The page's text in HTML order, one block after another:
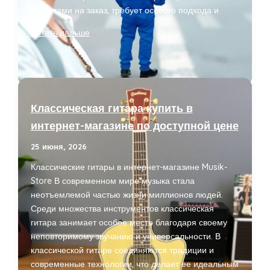
буклетами на заказ, требует особого подхода и
Буклеты
На
Заказ
В
Высокое
Качество
И
Оперативная
Печать
Читать дальше
Классическая гитара купить в
интернет-магазине по доступной цене
25 июня, 2026
Классические гитары в интернет-магазине Musik-
Store В современном мире музыка стала
неотъемлемой частью жизни миллионов людей.
Среди множества инструментов классическая
гитара занимает особое место благодаря своему
неповторимому звучанию и универсальности. В
классической гитаре соединяются традиции и
современные технологии, что делает ее идеальным